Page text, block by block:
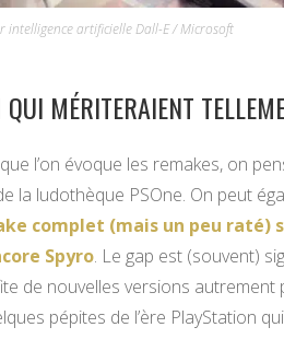
intelligence artificielle Dall-E / Microsoft
QUI MÉRITERAIENT
l’on évoque les remakes, on
la ludothèque PSOne. On peut
complet (mais un peu raté)
Spyro. Le gap est (souvent)
de nouvelles versions
pépites de l’ère PlayStation